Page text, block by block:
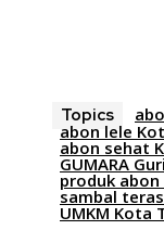
Topics
abon lele
abon sehat
GUMARA
produk
sambal
UMKM Kota